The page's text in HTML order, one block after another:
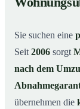
04So
Typische
07Jetzt
Sie suchen eine
Seit 2006 sorgt
nach dem
übernehmen die